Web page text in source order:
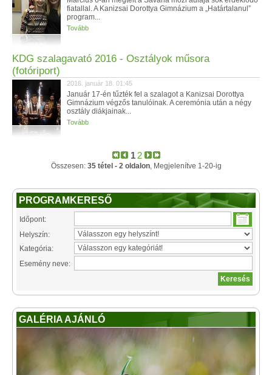
fiatallal. A Kanizsai Dorottya Gimnázium a „Határtalanul”
program...
Tovább
KDG szalagavató 2016 - Osztályok műsora
(fotóriport)
2016. január 18. 01:45
Január 17-én tűzték fel a szalagot a Kanizsai Dorottya
Gimnázium végzős tanulóinak. A ceremónia után a négy
osztály diákjainak...
Tovább
1 2
Összesen: 35 tétel - 2 oldalon, Megjelenítve 1-20-ig
PROGRAMKERESŐ
Időpont:
Helyszín:
Kategória:
Esemény neve:
GALÉRIA AJÁNLÓ